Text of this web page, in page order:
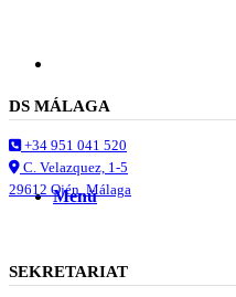
MenüMenü
DS MÁLAGA
+34 951 041 520
C. Velazquez, 1-5
29612 Ojén, Málaga
SEKRETARIAT